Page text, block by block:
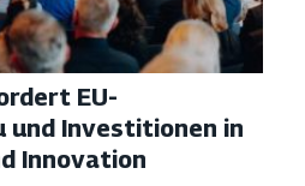
EU-
und Investitionen in
Innovation